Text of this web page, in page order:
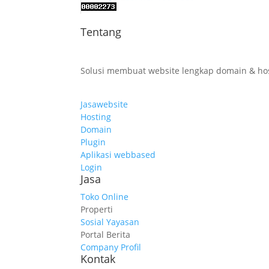
Tentang
Solusi membuat website lengkap domain &
Jasawebsite
Hosting
Domain
Plugin
Aplikasi webbased
Login
Jasa
Toko Online
Properti
Sosial Yayasan
Portal Berita
Company Profil
Kontak